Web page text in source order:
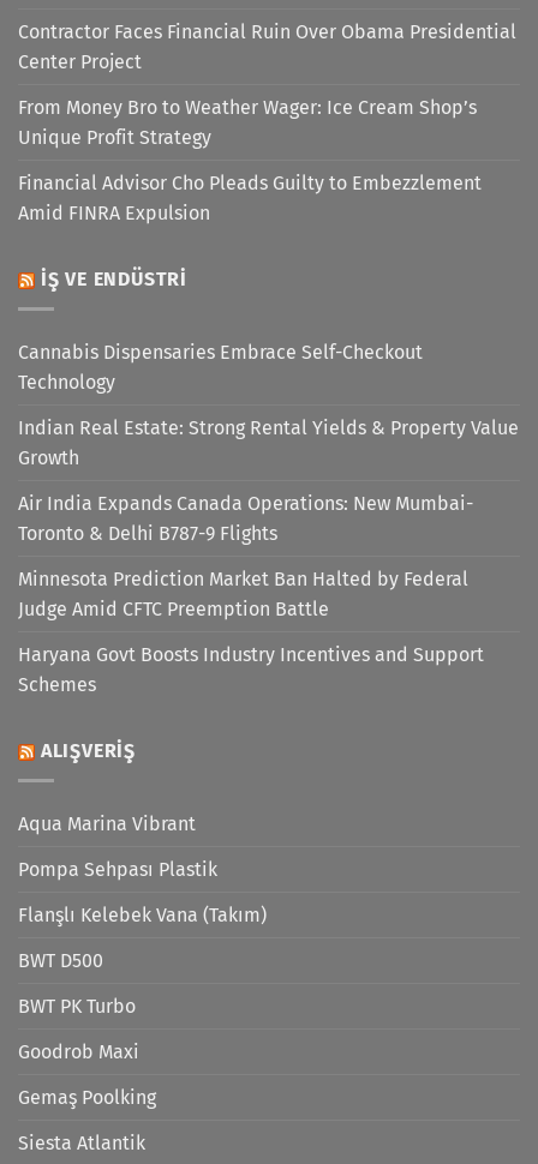
Contractor Faces Financial Ruin Over Obama Presidential
Center Project
From Money Bro to Weather Wager: Ice Cream Shop’s
Unique Profit Strategy
Financial Advisor Cho Pleads Guilty to Embezzlement
Amid FINRA Expulsion
İŞ VE ENDÜSTRI
Cannabis Dispensaries Embrace Self-Checkout
Technology
Indian Real Estate: Strong Rental Yields & Property Value
Growth
Air India Expands Canada Operations: New Mumbai-
Toronto & Delhi B787-9 Flights
Minnesota Prediction Market Ban Halted by Federal
Judge Amid CFTC Preemption Battle
Haryana Govt Boosts Industry Incentives and Support
Schemes
ALIŞVERIŞ
Aqua Marina Vibrant
Pompa Sehpası Plastik
Flanşlı Kelebek Vana (Takım)
BWT D500
BWT PK Turbo
Goodrob Maxi
Gemaş Poolking
Siesta Atlantik